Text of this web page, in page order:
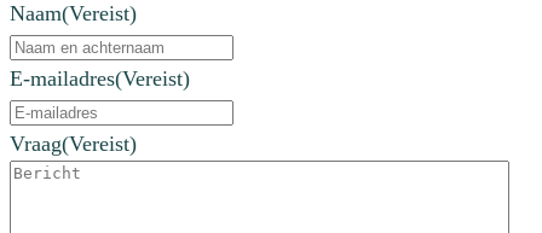
Naam(Vereist)
E-mailadres(Vereist)
Vraag(Vereist)